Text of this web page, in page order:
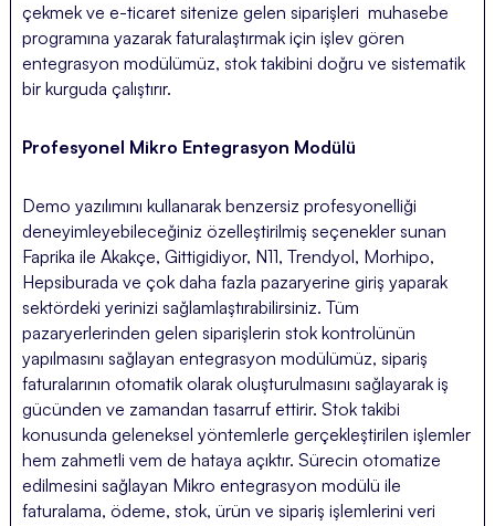
çekmek ve e-ticaret sitenize gelen siparişleri muhasebe
programına yazarak faturalaştırmak için işlev gören
entegrasyon modülümüz, stok takibini doğru ve sistematik
bir kurguda çalıştırır.
Profesyonel Mikro Entegrasyon Modülü
Demo yazılımını kullanarak benzersiz profesyonelliği
deneyimleyebileceğiniz özelleştirilmiş seçenekler sunan
Faprika ile Akakçe, Gittigidiyor, N11, Trendyol, Morhipo,
Hepsiburada ve çok daha fazla pazaryerine giriş yaparak
sektördeki yerinizi sağlamlaştırabilirsiniz. Tüm
pazaryerlerinden gelen siparişlerin stok kontrolünün
yapılmasını sağlayan entegrasyon modülümüz, sipariş
faturalarının otomatik olarak oluşturulmasını sağlayarak iş
gücünden ve zamandan tasarruf ettirir. Stok takibi
konusunda geleneksel yöntemlerle gerçekleştirilen işlemler
hem zahmetli vem de hataya açıktır. Sürecin otomatize
edilmesini sağlayan Mikro entegrasyon modülü ile
faturalama, ödeme, stok, ürün ve sipariş işlemlerini veri